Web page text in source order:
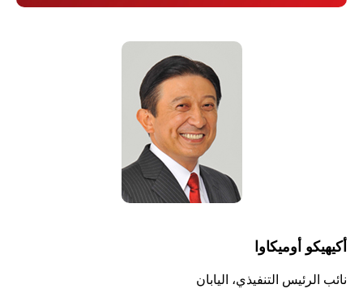
أكيهيكو أوميكاوا
نائب الرئيس التنفيذي، اليابان